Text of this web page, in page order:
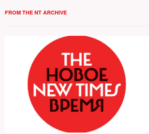
FROM THE NT ARCHIVE